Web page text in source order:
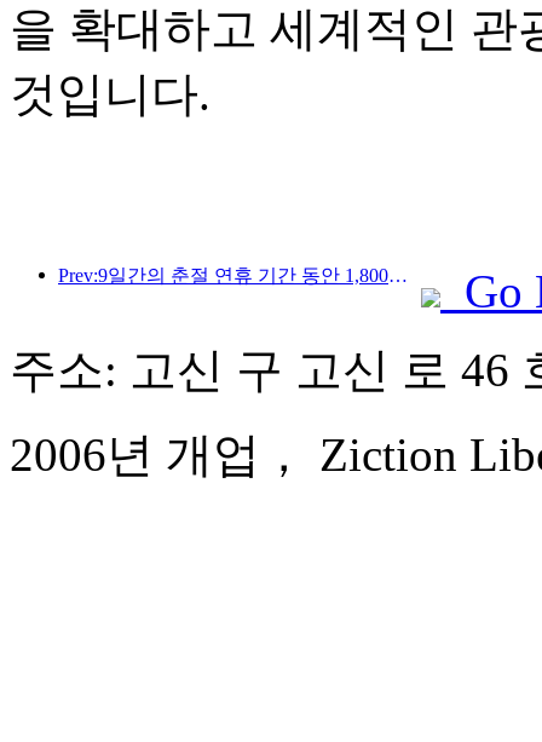
을 확대하고 세계적인 관
것입니다.
Prev:9일간의 춘절 연휴 기간 동안 1,800만 명 이상이 국내외를 왕래할 것으로 예상됩니다.
Go
주소: 고신 구 고신 로 46
2006년 개업， Ziction